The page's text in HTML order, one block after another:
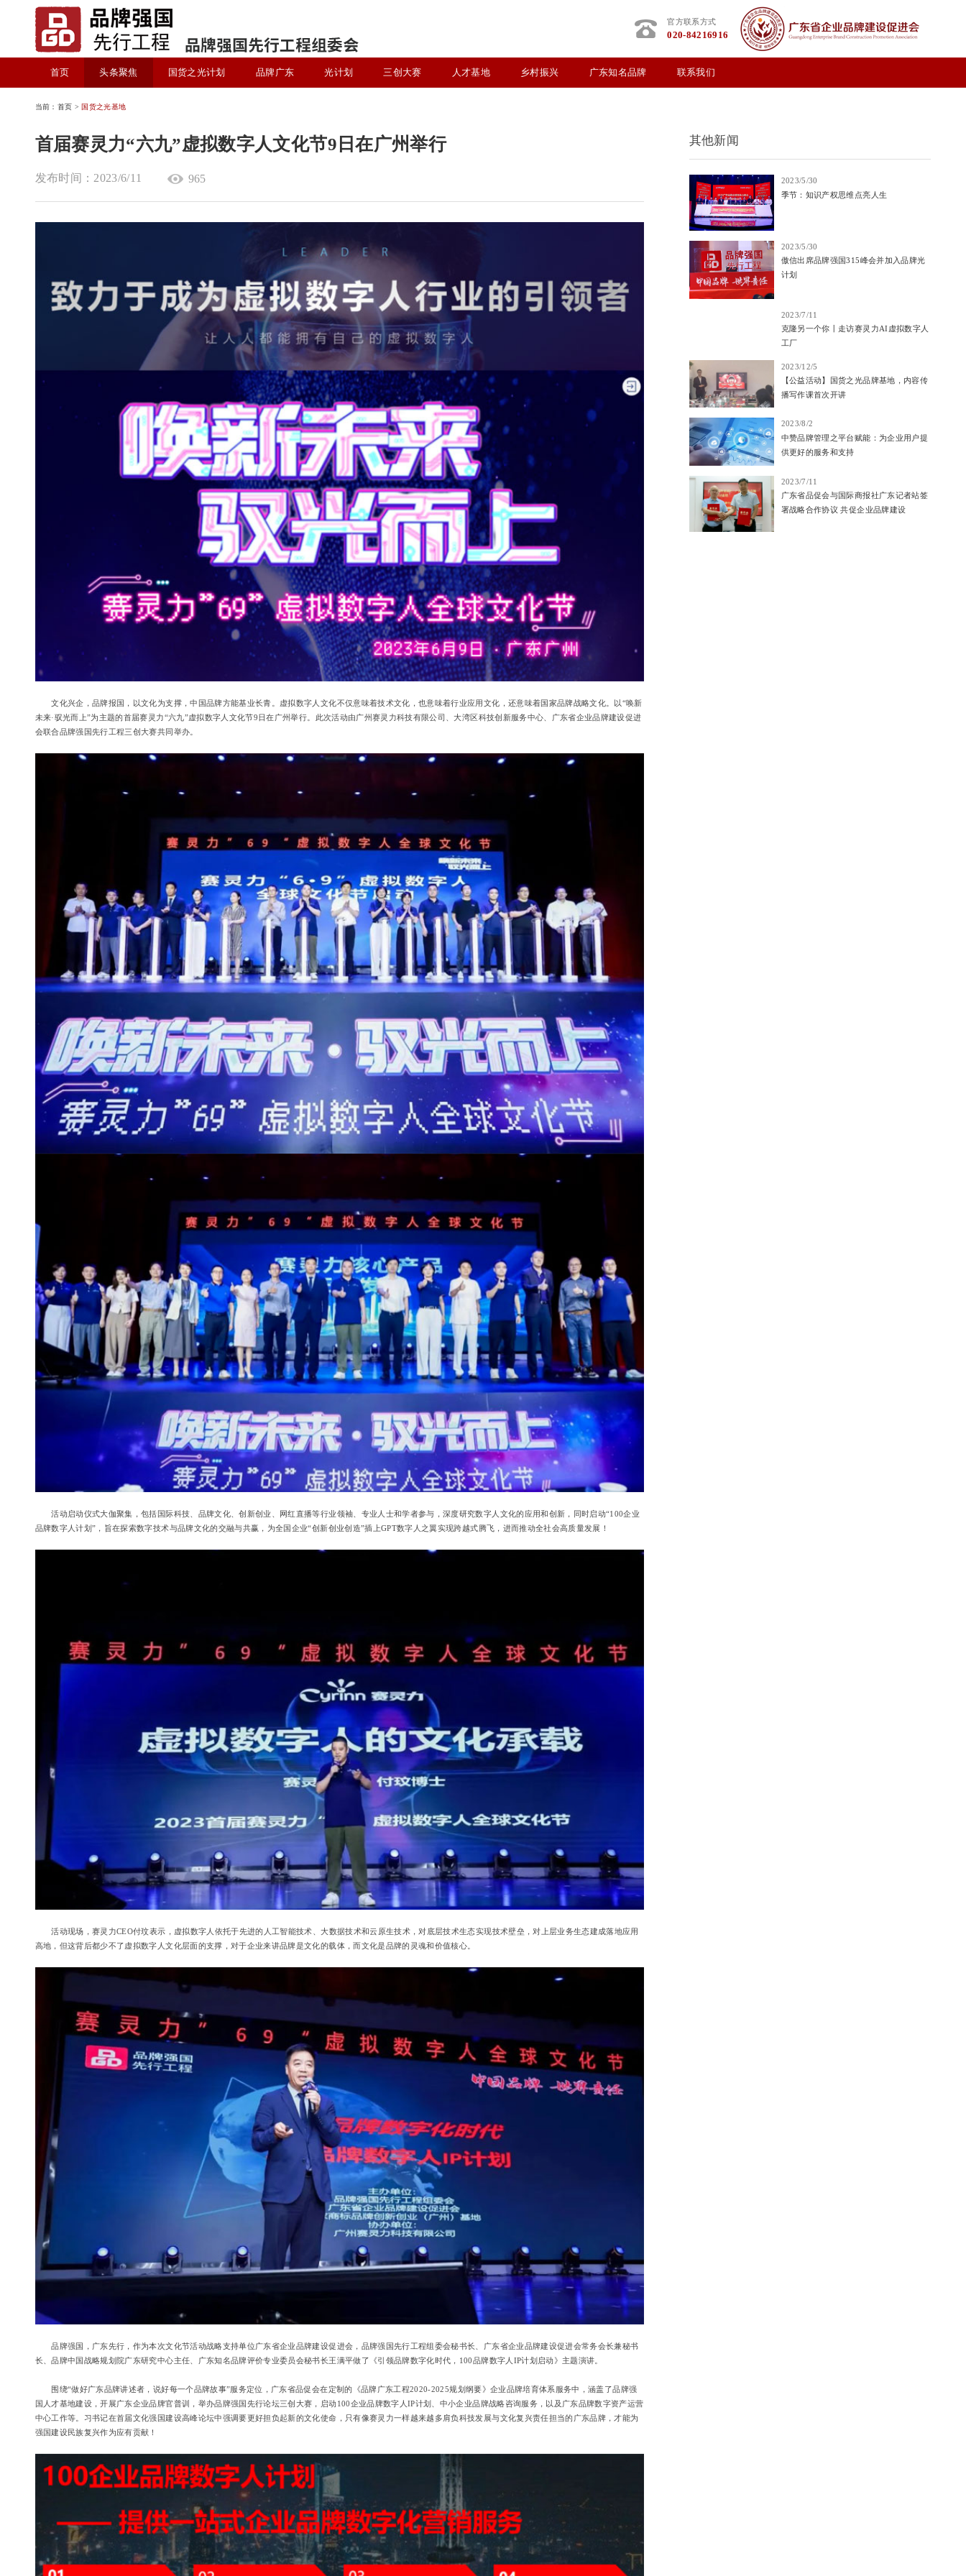
官方联系方式
020-84216916
首页 头条聚焦 国货之光计划 品牌广东 光计划 三创大赛 人才基地 乡村振兴 广东知名品牌 联系我们
当前：首页 > 国货之光基地
首届赛灵力“六九”虚拟数字人文化节9日在广州举行
发布时间：2023/6/11 965
文化兴企，品牌报国，以文化为支撑，中国品牌方能基业长青。虚拟数字人文化不仅意味着技术文化，也意味着行业应用文化，还意味着国家品牌战略文化。以“唤新
未来·驭光而上”为主题的首届赛灵力“六九”虚拟数字人文化节9日在广州举行。此次活动由广州赛灵力科技有限公司、大湾区科技创新服务中心、广东省企业品牌建设促进
会联合品牌强国先行工程三创大赛共同举办。
活动启动仪式大伽聚集，包括国际科技、品牌文化、创新创业、网红直播等行业领袖、专业人士和学者参与，深度研究数字人文化的应用和创新，同时启动“100企业
品牌数字人计划”，旨在探索数字技术与品牌文化的交融与共赢，为全国企业“创新创业创造”插上GPT数字人之翼实现跨越式腾飞，进而推动全社会高质量发展！
活动现场，赛灵力CEO付玟表示，虚拟数字人依托于先进的人工智能技术、大数据技术和云原生技术，对底层技术生态实现技术壁垒，对上层业务生态建成落地应用
高地，但这背后都少不了虚拟数字人文化层面的支撑，对于企业来讲品牌是文化的载体，而文化是品牌的灵魂和价值核心。
品牌强国，广东先行，作为本次文化节活动战略支持单位广东省企业品牌建设促进会，品牌强国先行工程组委会秘书长、广东省企业品牌建设促进会常务会长兼秘书
长、品牌中国战略规划院广东研究中心主任、广东知名品牌评价专业委员会秘书长王满平做了《引领品牌数字化时代，100品牌数字人IP计划启动》主题演讲。
围绕“做好广东品牌讲述者，说好每一个品牌故事”服务定位，广东省品促会在定制的《品牌广东工程2020-2025规划纲要》企业品牌培育体系服务中，涵盖了品牌强
国人才基地建设，开展广东企业品牌官普训，举办品牌强国先行论坛三创大赛，启动100企业品牌数字人IP计划、中小企业品牌战略咨询服务，以及广东品牌数字资产运营
中心工作等。习书记在首届文化强国建设高峰论坛中强调要更好担负起新的文化使命，只有像赛灵力一样越来越多肩负科技发展与文化复兴责任担当的广东品牌，才能为
强国建设民族复兴作为应有贡献！
其他新闻
2023/5/30
季节：知识产权思维点亮人生
2023/5/30
傲信出席品牌强国315峰会并加入品牌光
计划
2023/7/11
克隆另一个你丨走访赛灵力AI虚拟数字人
工厂
2023/12/5
【公益活动】国货之光品牌基地，内容传
播写作课首次开讲
2023/8/2
中赞品牌管理之平台赋能：为企业用户提
供更好的服务和支持
2023/7/11
广东省品促会与国际商报社广东记者站签
署战略合作协议 共促企业品牌建设